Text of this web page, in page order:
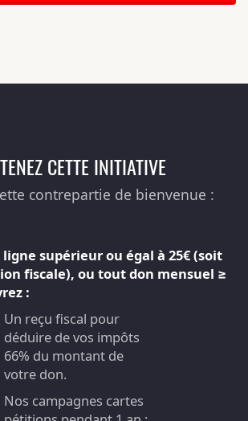
CETTE INITIATIVE
contrepartie de bienvenue :
supérieur ou égal à 25€ (soit
fiscale), ou tout don mensuel ≥
:
Un reçu fiscal pour
déduire de vos impôts
66% du montant de
votre don.
Nos campagnes cartes